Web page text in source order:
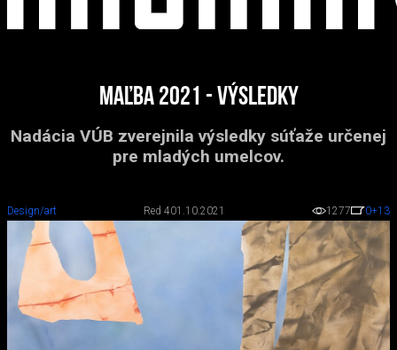
Maľba 2021 - výsledky
Nadácia VÚB zverejnila výsledky súťaže určenej
pre mladých umelcov.
Design/art Red 401.10.2021 1277 0+13